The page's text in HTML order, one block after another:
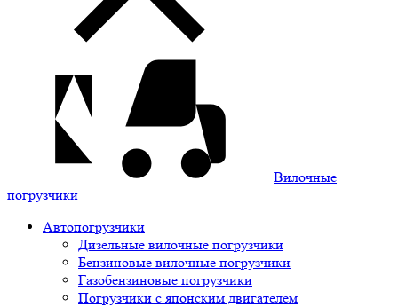
Вилочные
погрузчики
Автопогрузчики
Дизельные вилочные погрузчики
Бензиновые вилочные погрузчики
Газобензиновые погрузчики
Погрузчики с японским двигателем